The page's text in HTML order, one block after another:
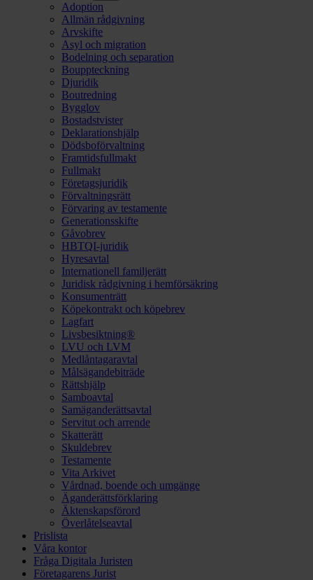
Adoption
Allmän rådgivning
Arvskifte
Asyl och migration
Bodelning och separation
Bouppteckning
Djuridik
Boutredning
Bygglov
Bostadstvister
Deklarationshjälp
Dödsboförvaltning
Framtidsfullmakt
Fullmakt
Företagsjuridik
Förvaltningsrätt
Förvaring av testamente
Generationsskifte
Gåvobrev
HBTQI-juridik
Hyresavtal
Internationell familjerätt
Juridisk rådgivning i hemförsäkring
Konsumenträtt
Köpekontrakt och köpebrev
Lagfart
Livsbesiktning®
LVU och LVM
Medlåntagaravtal
Målsägandebiträde
Rättshjälp
Samboavtal
Samäganderättsavtal
Servitut och arrende
Skatterätt
Skuldebrev
Testamente
Vita Arkivet
Vårdnad, boende och umgänge
Äganderättsförklaring
Äktenskapsförord
Överlåtelseavtal
Prislista
Våra kontor
Fråga Digitala Juristen
Företagarens Jurist